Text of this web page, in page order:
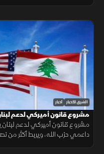
الشرق للأخبار أخبار
مشروع قانون أميركي لدعم
مشروع قانون أميركي لدعم
داعمي حزب الله، ويربط أكثر